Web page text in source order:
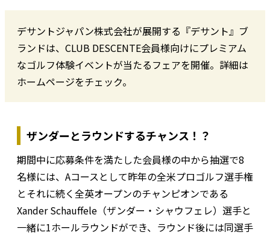
デサントジャパン株式会社が展開する『デサント』ブ
ランドは、CLUB DESCENTE会員様向けにプレミアム
なゴルフ体験イベントが当たるフェアを開催。詳細は
ホームページをチェック。
ザンダーとラウンドするチャンス！？
期間中に応募条件を満たした会員様の中から抽選で8
名様には、Aコースとして昨年の全米プロゴルフ選手権
とそれに続く全英オープンのチャンピオンである
Xander Schauffele（ザンダー・シャウフェレ）選手と
一緒に1ホールラウンドができ、ラウンド後には同選手